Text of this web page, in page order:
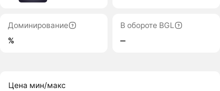
Доминирование
%
В обороте BGL
‒
Цена мин/макс